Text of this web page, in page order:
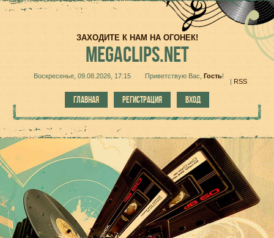
ЗАХОДИТЕ К НАМ НА ОГОНЕК!
MEGACLIPS.NET
Воскресенье, 09.08.2026, 17:15 Приветствую Вас Гость!
| RSS
ГЛАВНАЯ РЕГИСТРАЦИЯ ВХОД